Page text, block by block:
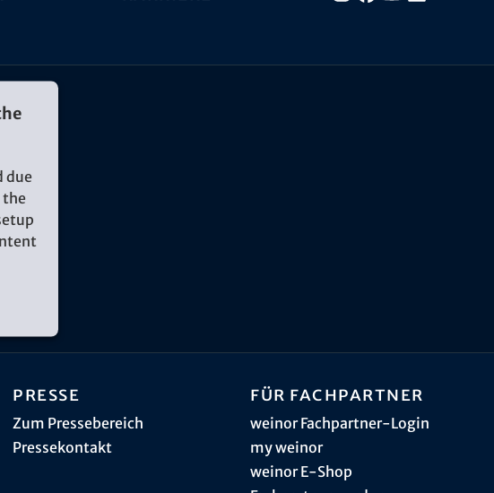
Presse
Zum Pressebereich
Pressekontakt
Für Fachpartner
weinor Fachpartner-Login
my weinor
weinor E-Shop
due
the